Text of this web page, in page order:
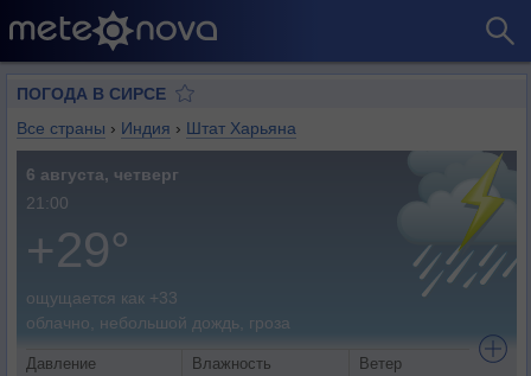
ПОГОДА В СИРСЕ
Все страны › Индия › Штат Харьяна
6 августа, четверг
21:00
+29°
ощущается как +33
облачно, небольшой дождь, гроза
Давление Влажность Ветер